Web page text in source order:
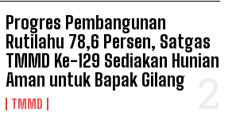
Progres Pembangunan
Rutilahu 78,6 Persen, Satgas
TMMD Ke-129 Sediakan Hunian
Aman untuk Bapak Gilang
TMMD